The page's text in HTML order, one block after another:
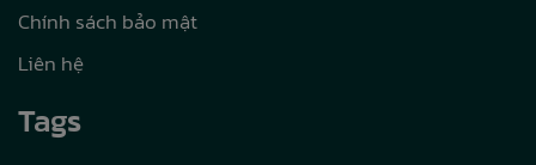
Chính sách bảo mật
Liên hệ
Tags